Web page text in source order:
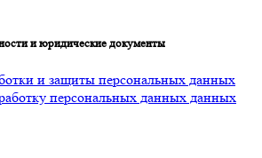
и юридические документы
и защиты персональных данных
персональных данных данных